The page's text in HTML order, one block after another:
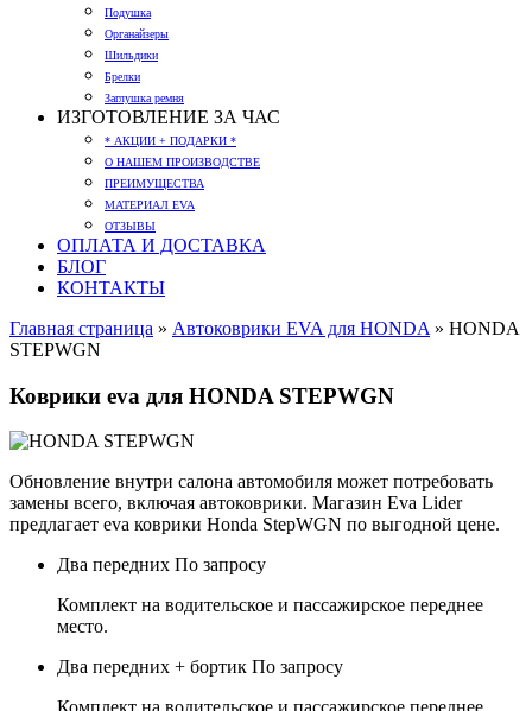
Подушка
Органайзеры
Шильдики
Брелки
Заглушка ремня
ИЗГОТОВЛЕНИЕ ЗА ЧАС
* АКЦИИ + ПОДАРКИ *
О НАШЕМ ПРОИЗВОДСТВЕ
ПРЕИМУЩЕСТВА
МАТЕРИАЛ EVA
ОТЗЫВЫ
ОПЛАТА И ДОСТАВКА
БЛОГ
КОНТАКТЫ
Главная страница » Автоковрики EVA для HONDA » HONDA
STEPWGN
Коврики eva для HONDA STEPWGN
Обновление внутри салона автомобиля может потребовать
замены всего, включая автоковрики. Магазин Eva Lider
предлагает eva коврики Honda StepWGN по выгодной цене.
Два передних По запросу
Комплект на водительское и пассажирское переднее
место.
Два передних + бортик По запросу